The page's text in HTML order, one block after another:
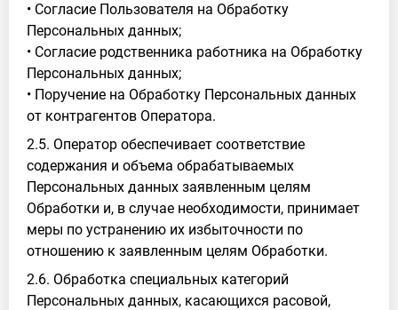
• Согласие Пользователя на Обработку
Персональных данных;
• Согласие родственника работника на Обработку
Персональных данных;
• Поручение на Обработку Персональных данных
от контрагентов Оператора.
2.5. Оператор обеспечивает соответствие
содержания и объема обрабатываемых
Персональных данных заявленным целям
Обработки и, в случае необходимости, принимает
меры по устранению их избыточности по
отношению к заявленным целям Обработки.
2.6. Обработка специальных категорий
Персональных данных, касающихся расовой,